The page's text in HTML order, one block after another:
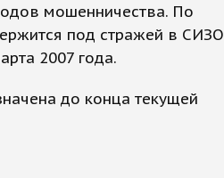
мошенничества. По
под стражей в СИЗО
2007 года.
до конца текущей